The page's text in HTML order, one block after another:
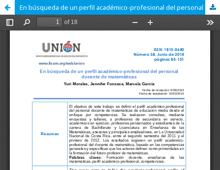
En búsqueda de un perfil académico-profesional del personal docente de matemáticas